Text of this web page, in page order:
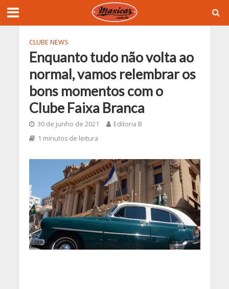
CLUBE NEWS
Enquanto tudo não volta ao
normal, vamos relembrar os
bons momentos com o
Clube Faixa Branca
30 de junho de 2021
Editoria B
1 minutos de leitura